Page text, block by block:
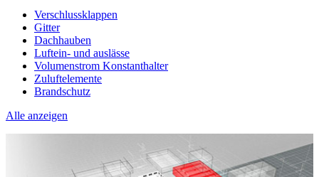
Verschlussklappen
Gitter
Dachhauben
Luftein- und auslässe
Volumenstrom Konstanthalter
Zuluftelemente
Brandschutz
Alle anzeigen